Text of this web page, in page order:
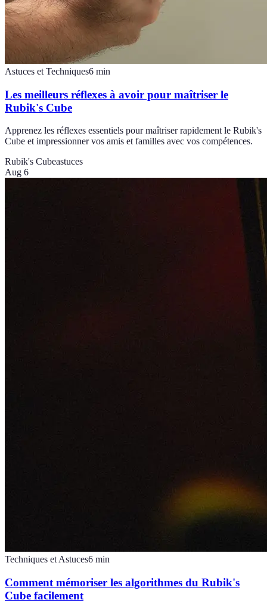
Astuces et Techniques6 min
Les meilleurs réflexes à avoir pour maîtriser le
Rubik's Cube
Apprenez les réflexes essentiels pour maîtriser rapidement le Rubik's
Cube et impressionner vos amis et familles avec vos compétences.
Rubik's Cubeastuces
Aug 6
Techniques et Astuces6 min
Comment mémoriser les algorithmes du Rubik's
Cube facilement